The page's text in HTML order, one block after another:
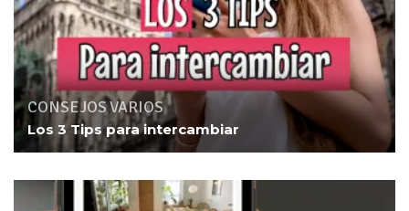
CONSEJOS,VARIOS
Los 3 Tips para intercambiar